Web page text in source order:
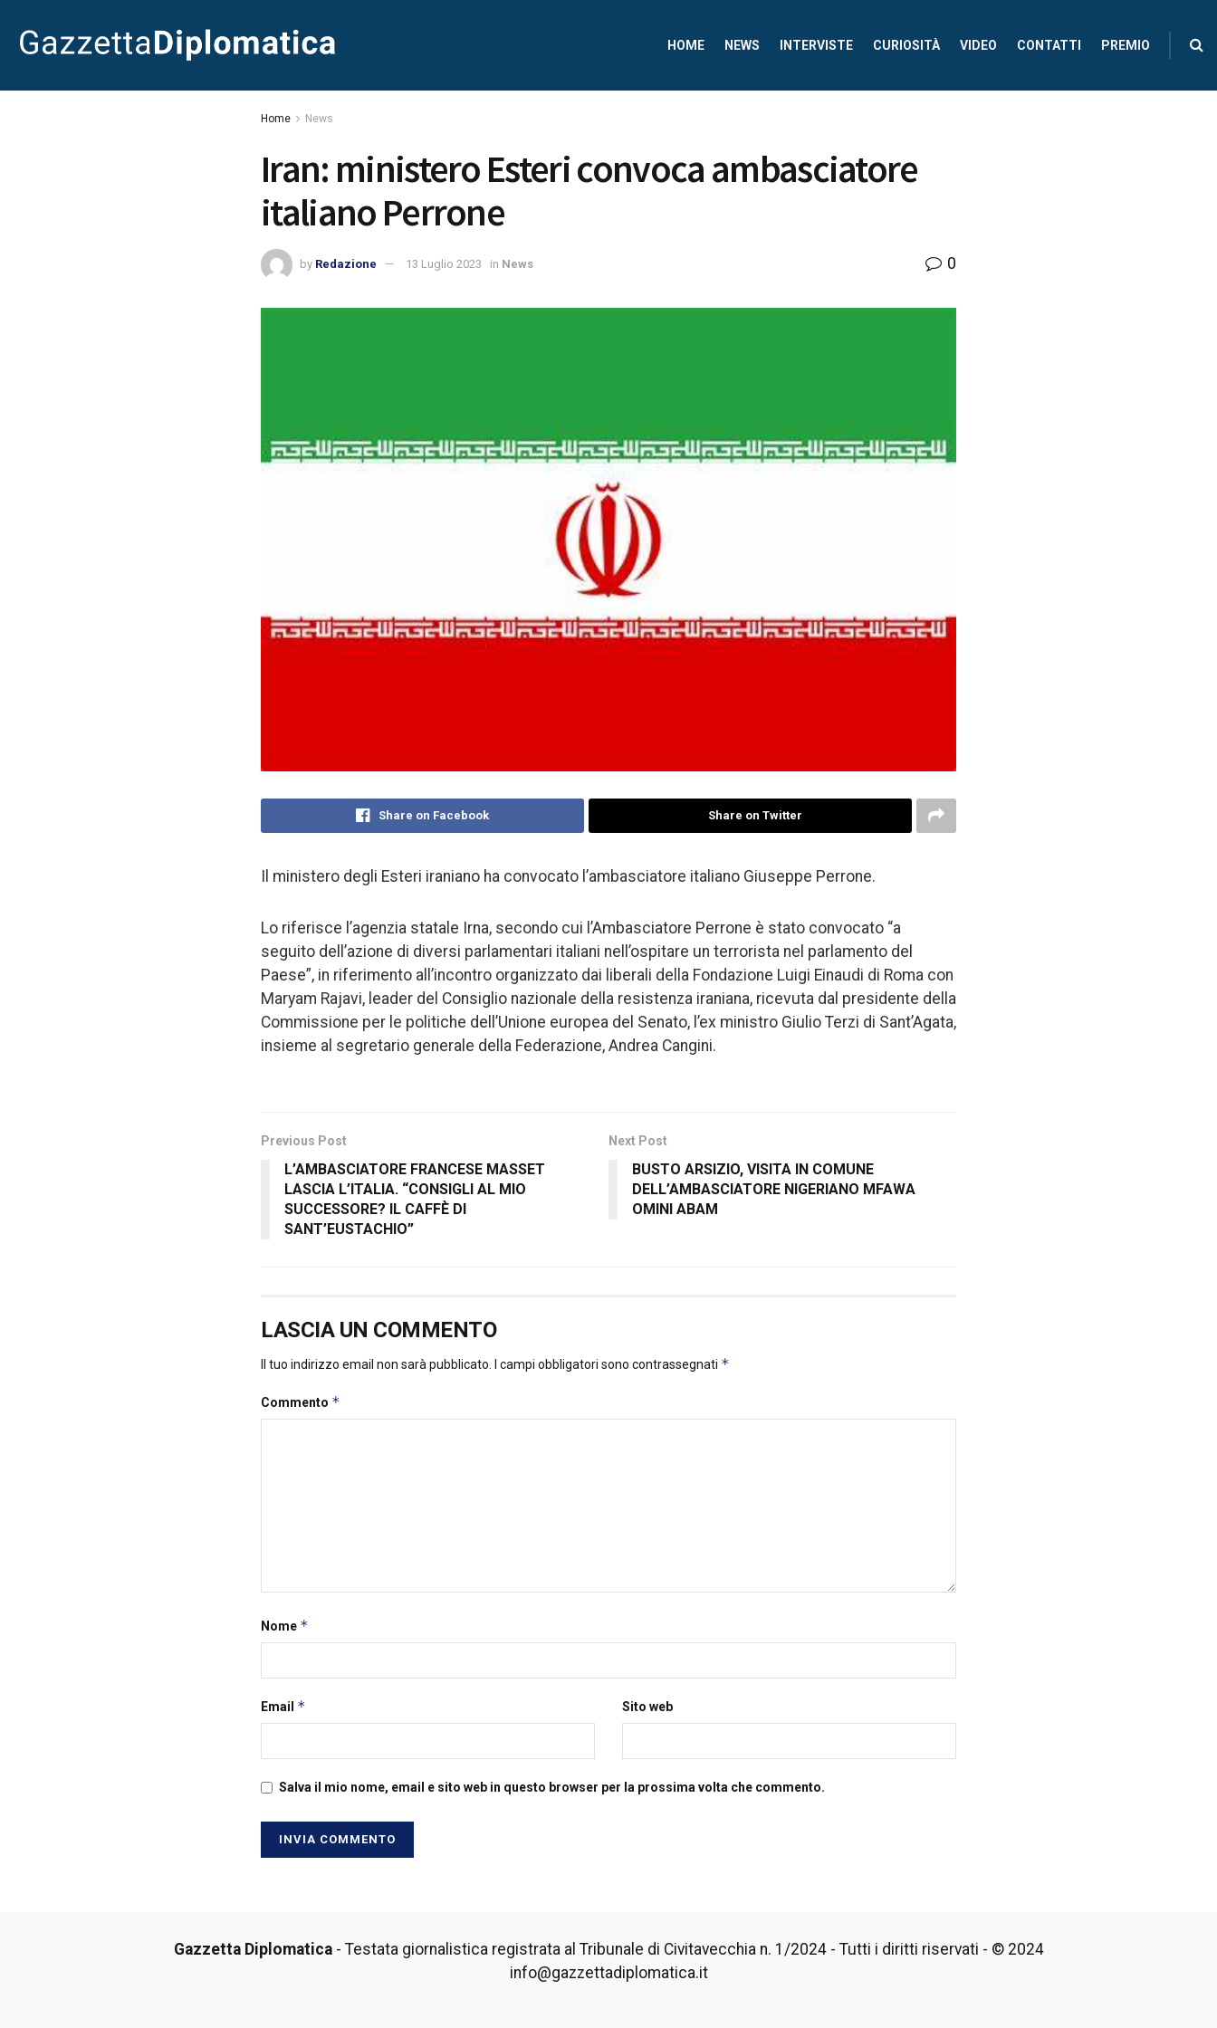
HOME NEWS INTERVISTE CURIOSITÀ VIDEO CONTATTI PREMIO
Home News
Iran: ministero Esteri convoca ambasciatore
italiano Perrone
by Redazione 13 Luglio 2023 in News 0
Share on Facebook Share on Twitter
Il ministero degli Esteri iraniano ha convocato l’ambasciatore italiano Giuseppe Perrone.
Lo riferisce l’agenzia statale Irna, secondo cui l’Ambasciatore Perrone è stato convocato “a
seguito dell’azione di diversi parlamentari italiani nell’ospitare un terrorista nel parlamento del
Paese”, in riferimento all’incontro organizzato dai liberali della Fondazione Luigi Einaudi di Roma con
Maryam Rajavi, leader del Consiglio nazionale della resistenza iraniana, ricevuta dal presidente della
Commissione per le politiche dell’Unione europea del Senato, l’ex ministro Giulio Terzi di Sant’Agata,
insieme al segretario generale della Federazione, Andrea Cangini.
Previous Post
L’AMBASCIATORE FRANCESE MASSET
LASCIA L’ITALIA. “CONSIGLI AL MIO
SUCCESSORE? IL CAFFÈ DI
SANT’EUSTACHIO”
Next Post
BUSTO ARSIZIO, VISITA IN COMUNE
DELL’AMBASCIATORE NIGERIANO MFAWA
OMINI ABAM
LASCIA UN COMMENTO
Il tuo indirizzo email non sarà pubblicato. I campi obbligatori sono contrassegnati *
Commento *
Nome *
Email * Sito web
Salva il mio nome, email e sito web in questo browser per la prossima volta che commento.
Gazzetta Diplomatica- Testata giornalistica registrata al Tribunale di Civitavecchia n. 1/2024 - Tutti i diritti riservati - © 2024
info@gazzettadiplomatica.it